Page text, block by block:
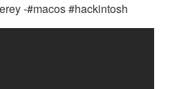
-#macos #hackintosh